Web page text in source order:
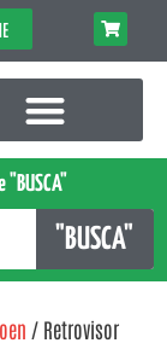
"BUSCA"
/ Retrovisor